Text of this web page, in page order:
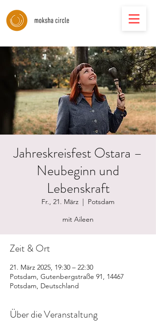
Jahreskreisfest Ostara –
Neubeginn und
Lebenskraft
Fr., 21. März
  |
Potsdam
mit Aileen
Zeit & Ort
21. März 2025, 19:30 – 22:30
Potsdam, Gutenbergstraße 91, 14467
Potsdam, Deutschland
Über die Veranstaltung